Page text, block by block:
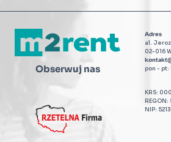
Obserwuj nas
Adres
al.
02-016
pon -
KRS:
REGON:
NIP: